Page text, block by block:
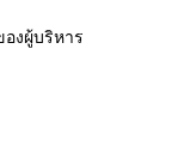
งผู้บริหาร